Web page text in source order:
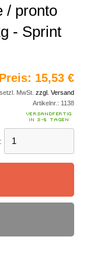
/ pronto
- Sprint
Preis: 15,53 €
MwSt. zzgl. Versand
Artikelnr.: 1138